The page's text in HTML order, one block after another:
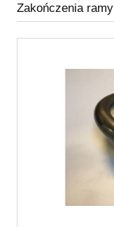
Zakończenia ramy